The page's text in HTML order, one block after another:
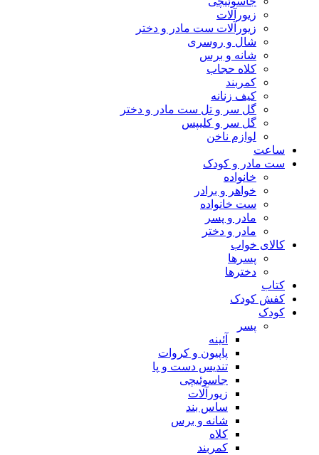
زیورآلات
زیورآلات ست مادر و دختر
شال و روسری
شانه و برس
کلاه حجاب
کمربند
کیف زنانه
گل سر و تل ست مادر و دختر
گل سر و کلیپس
لوازم ناخن
ساعت
ست مادر و کودک
خانواده
خواهر و برادر
ست خانواده
مادر و پسر
مادر و دختر
کالای خواب
پسرها
دخترها
کتاب
کفش کودک
کودک
پسر
آئینه
پاپیون و کروات
تندیس دست و پا
جاسوئیچی
زیورآلات
ساس بند
شانه و برس
کلاه
کمربند